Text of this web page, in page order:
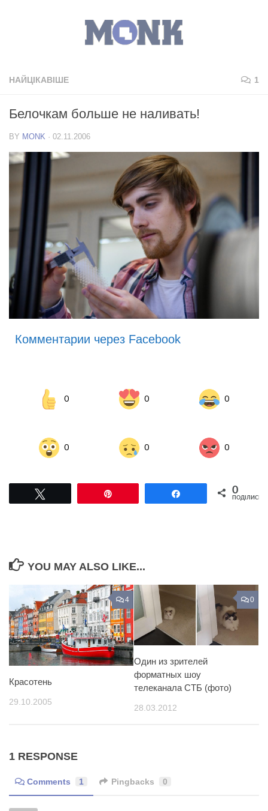
НАЙЦІКАВІШЕ 1
Белочкам больше не наливать!
BY MONK · 02.11.2006
Комментарии через Facebook
0 0 0
0 0 0
Поділитися0
ПОДІЛИСЬ
YOU MAY ALSO LIKE...
4
Красотень
29.10.2005
0
Один из зрителей
форматных шоу
телеканала СТБ (фото)
28.03.2012
1 RESPONSE
Comments 1 Pingbacks 0